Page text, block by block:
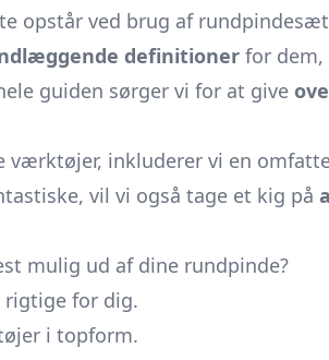
opstår ved brug af
definitioner for dem,
guiden sørger vi for at give
værktøjer, inkluderer vi en
vil vi også tage et kig på
mulig ud af dine rundpinde?
rigtige for dig.
i topform.